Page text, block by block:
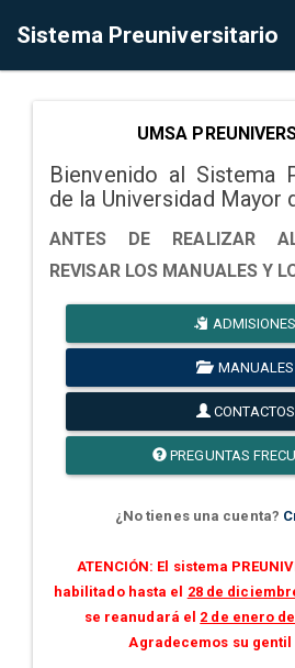
Sistema Preuniversitario
UMSA
Bienvenido al Sistema
de la Universidad Mayor
ANTES DE REALIZAR
REVISAR LOS MANUALES Y
ADMISIONES
MANUALES
CONTACTOS
PREGUNTAS
¿No tienes una cuenta?
ATENCIÓN: El sistema
habilitado hasta el 28 de
se reanudará el 2 de enero
Agradecemos su